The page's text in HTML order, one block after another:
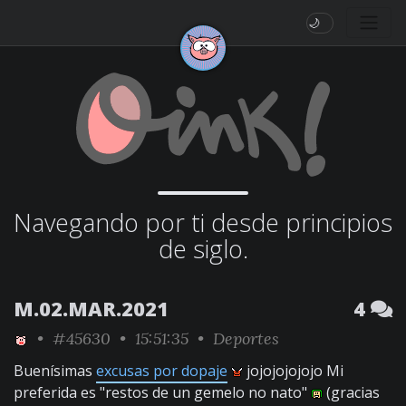
🌙
Navegando por ti desde principios
de siglo.
M.02.MAR.2021 4
• #45630 • 15:51:35 • Deportes
Buenísimas excusas por dopaje
jojojojojojo Mi
preferida es "restos de un gemelo no nato"
(gracias